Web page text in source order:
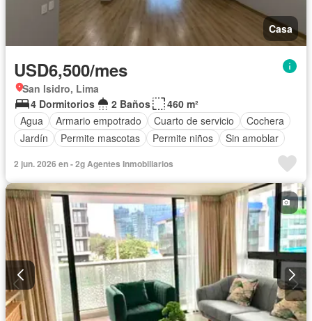
Casa
USD6,500/mes
San Isidro, Lima
4 Dormitorios
2 Baños
460 m²
Agua
Armario empotrado Cuarto de servicio
Cochera
Jardín
Permite mascotas Permite niños Sin amoblar
2 jun. 2026 en - 2g Agentes Inmobiliarios